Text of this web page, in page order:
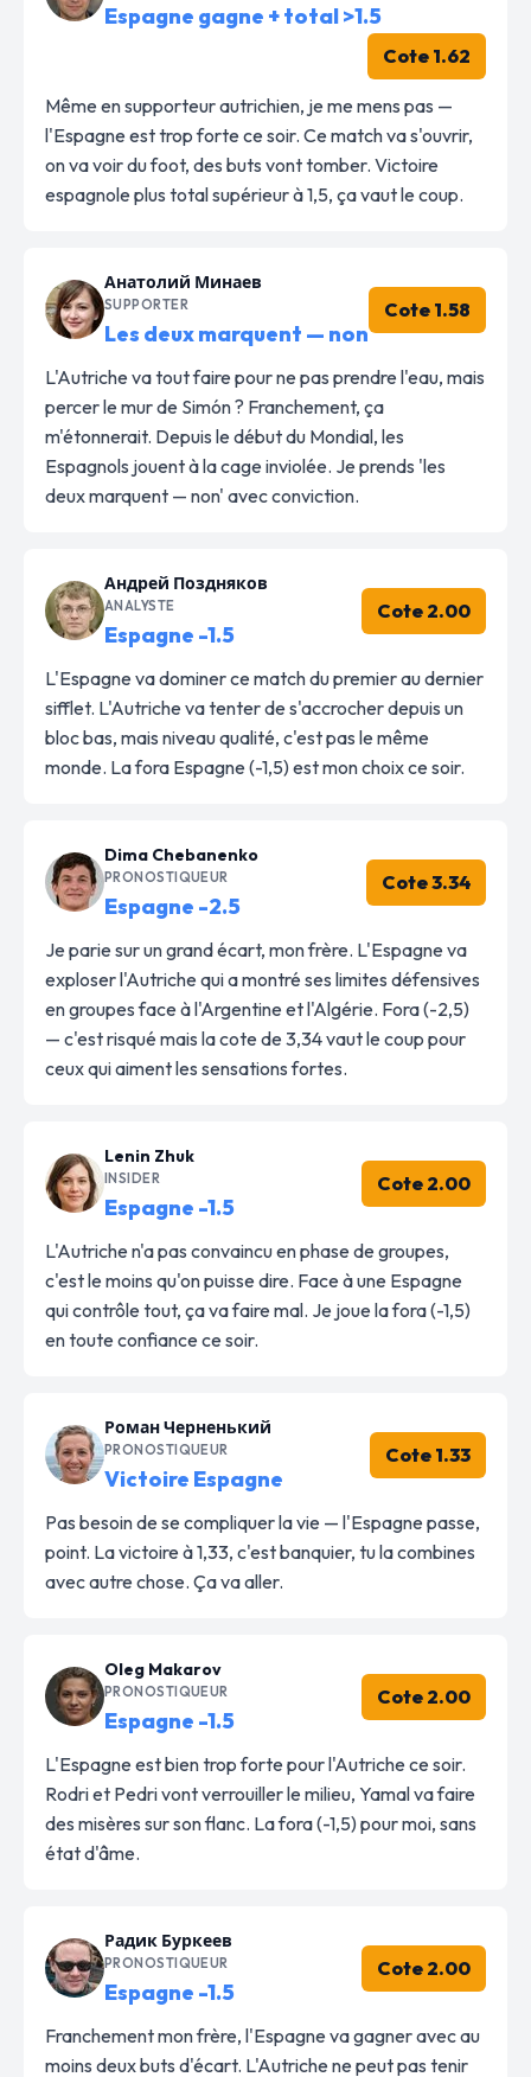
Espagne gagne + total >1.5
Cote 1.62
Même en supporteur autrichien, je me mens pas —
l'Espagne est trop forte ce soir. Ce match va s'ouvrir,
on va voir du foot, des buts vont tomber. Victoire
espagnole plus total supérieur à 1,5, ça vaut le coup.
Анатолий Минаев
SUPPORTER
Les deux marquent — non
Cote 1.58
L'Autriche va tout faire pour ne pas prendre l'eau, mais
percer le mur de Simón ? Franchement, ça
m'étonnerait. Depuis le début du Mondial, les
Espagnols jouent à la cage inviolée. Je prends 'les
deux marquent — non' avec conviction.
Андрей Поздняков
ANALYSTE
Espagne -1.5
Cote 2.00
L'Espagne va dominer ce match du premier au dernier
sifflet. L'Autriche va tenter de s'accrocher depuis un
bloc bas, mais niveau qualité, c'est pas le même
monde. La fora Espagne (-1,5) est mon choix ce soir.
Dima Chebanenko
PRONOSTIQUEUR
Espagne -2.5
Cote 3.34
Je parie sur un grand écart, mon frère. L'Espagne va
exploser l'Autriche qui a montré ses limites défensives
en groupes face à l'Argentine et l'Algérie. Fora (-2,5)
— c'est risqué mais la cote de 3,34 vaut le coup pour
ceux qui aiment les sensations fortes.
Lenin Zhuk
INSIDER
Espagne -1.5
Cote 2.00
L'Autriche n'a pas convaincu en phase de groupes,
c'est le moins qu'on puisse dire. Face à une Espagne
qui contrôle tout, ça va faire mal. Je joue la fora (-1,5)
en toute confiance ce soir.
Роман Черненький
PRONOSTIQUEUR
Victoire Espagne
Cote 1.33
Pas besoin de se compliquer la vie — l'Espagne passe,
point. La victoire à 1,33, c'est banquier, tu la combines
avec autre chose. Ça va aller.
Oleg Makarov
PRONOSTIQUEUR
Espagne -1.5
Cote 2.00
L'Espagne est bien trop forte pour l'Autriche ce soir.
Rodri et Pedri vont verrouiller le milieu, Yamal va faire
des misères sur son flanc. La fora (-1,5) pour moi, sans
état d'âme.
Радик Буркеев
PRONOSTIQUEUR
Espagne -1.5
Cote 2.00
Franchement mon frère, l'Espagne va gagner avec au
moins deux buts d'écart. L'Autriche ne peut pas tenir